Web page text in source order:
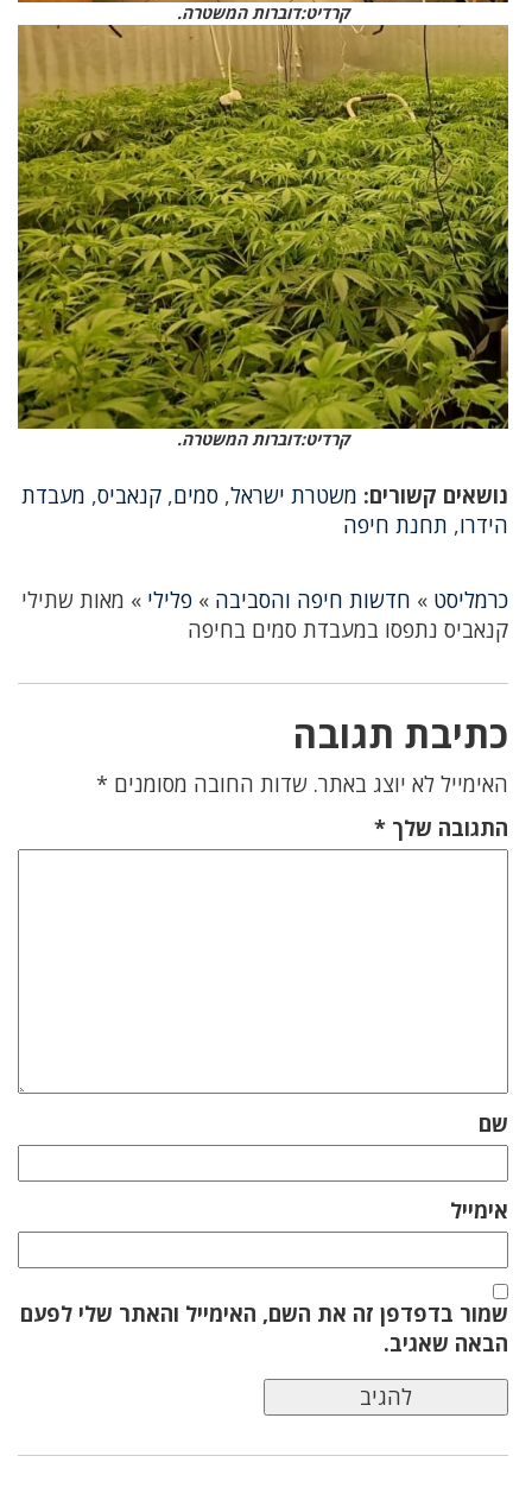
קרדיט:דוברות המשטרה.
קרדיט:דוברות המשטרה.
נושאים קשורים: משטרת ישראל, סמים, קנאביס, מעבדת
הידרו, תחנת חיפה
כרמליסט » חדשות חיפה והסביבה » פלילי » מאות שתילי
קנאביס נתפסו במעבדת סמים בחיפה
כתיבת תגובה
האימייל לא יוצג באתר. שדות החובה מסומנים *
התגובה שלך *
שם
אימייל
שמור בדפדפן זה את השם, האימייל והאתר שלי לפעם
הבאה שאגיב.